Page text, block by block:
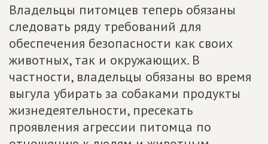
Владельцы питомцев теперь обязаны
следовать ряду требований для
обеспечения безопасности как своих
животных, так и окружающих. В
частности, владельцы обязаны во время
выгула убирать за собаками продукты
жизнедеятельности, пресекать
проявления агрессии питомца по